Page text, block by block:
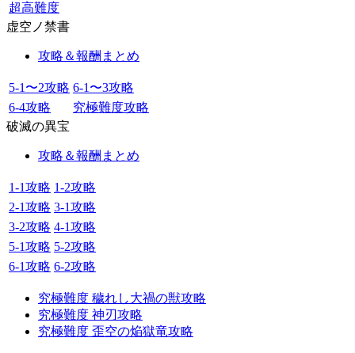
超高難度
虚空ノ禁書
攻略＆報酬まとめ
5-1〜2攻略 6-1〜3攻略
6-4攻略
究極難度攻略
破滅の異宝
攻略＆報酬まとめ
1-1攻略 1-2攻略
2-1攻略 3-1攻略
3-2攻略 4-1攻略
5-1攻略 5-2攻略
6-1攻略 6-2攻略
究極難度 穢れし大禍の獣攻略
究極難度 神刃攻略
究極難度 歪空の焔獄竜攻略